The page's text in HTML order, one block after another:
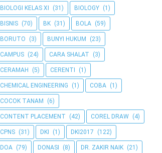
BIOLOGI KELAS XI (31) BIOLOGY (1)
BISNIS (70) BK (31) BOLA (59)
BORUTO (3) BUNYI HUKUM (23)
CAMPUS (24) CARA SHALAT (3)
CERAMAH (5) CERENTI (1)
CHEMICAL ENGINEERING (1) COBA (1)
COCOK TANAM (6)
CONTENT PLACEMENT (42) COREL DRAW (4)
CPNS (31) DKI (1) DKI2017 (122)
DOA (79) DONASI (8) DR. ZAKIR NAIK (21)